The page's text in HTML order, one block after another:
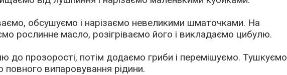
обсушуємо і нарізаємо невеликими шматочками. На
рослинне масло, розігріваємо його і викладаємо цибулю.
до прозорості, потім додаємо гриби і перемішуємо. Тушкуємо
випаровування рідини.